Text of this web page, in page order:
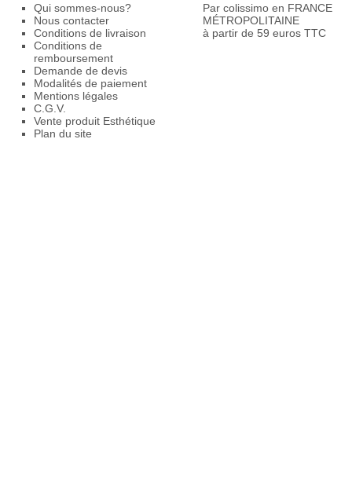
Qui sommes-nous?
Nous contacter
Conditions de livraison
Conditions de
remboursement
Demande de devis
Modalités de paiement
Mentions légales
C.G.V.
Vente produit Esthétique
Plan du site
Par colissimo en FRANCE
MÉTROPOLITAINE
à partir de 59 euros TTC